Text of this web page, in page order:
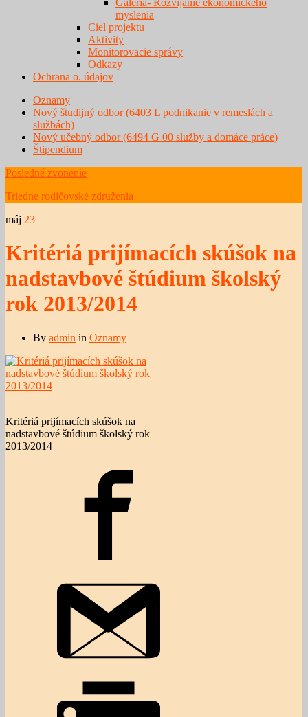
Galéria- Rozvíjanie ekonomického
myslenia
Ciel projektu
Aktivity
Monitorovacie správy
Odkazy
Ochrana o. údajov
Oznamy
Nový študijný odbor (6403 L podnikanie v remeslách a
službách)
Nový učebný odbor (6494 G 00 služby a domáce práce)
Štipendium
Posledné zvonenie
Triedne rodičovské združenia
máj 23
Kritériá prijímacích skúšok na
nadstavbové štúdium školský
rok 2013/2014
By admin in Oznamy
Kritériá prijímacích skúšok na
nadstavbové štúdium školský rok
2013/2014